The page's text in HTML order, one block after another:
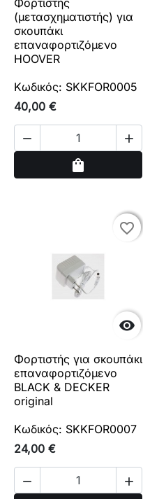
(μετασχηματιστής) για
σκουπάκι
επαναφορτιζόμενο
HOOVER
Κωδικός: SKKFOR0005
40,00 €
 
shopping_bag

favorite_border
favorite_border
Φορτιστής για σκουπάκι
επαναφορτιζόμενο
BLACK & DECKER
original
Κωδικός: SKKFOR0007
24,00 €
 